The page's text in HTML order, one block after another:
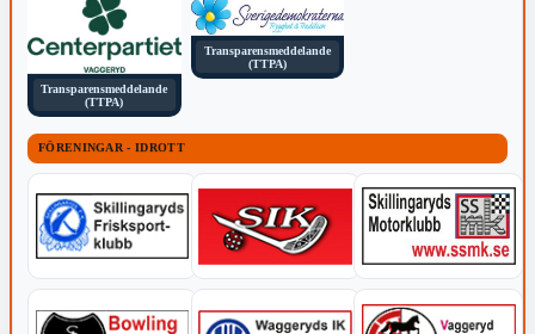
Transparensmeddelande
(TTPA)
Transparensmeddelande
(TTPA)
FÖRENINGAR - IDROTT